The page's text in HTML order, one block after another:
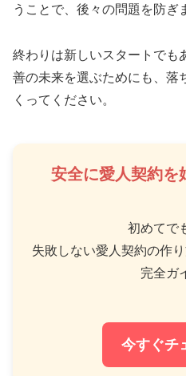
うことで、後々の問題を防ぎ
終わりは新しいスタートでも
善の未来を選ぶためにも、落
くってください。
安全に愛人契約を
初めてで
失敗しない愛人契約の作
完全ガ
今すぐチ